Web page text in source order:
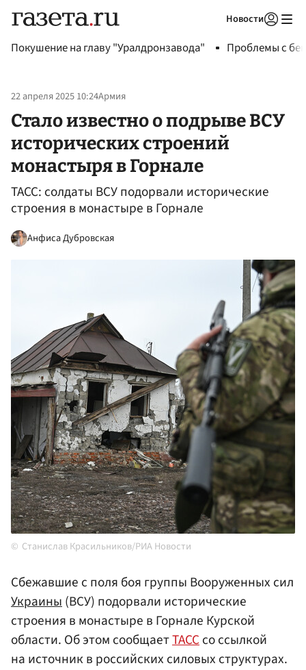
Новости
Покушение на главу "Уралдронзавода" Проблемы с
22 апреля 2025 10:24Армия
Стало известно о подрыве ВСУ
исторических строений
монастыря в Горнале
ТАСС: солдаты ВСУ подорвали исторические
строения в монастыре в Горнале
Анфиса Дубровская
Станислав Красильников/РИА Новости
Сбежавшие с поля боя группы Вооруженных сил
Украины(ВСУ) подорвали исторические
строения в монастыре в Горнале Курской
области. Об этом сообщаетТАССсо ссылкой
на источник в российских силовых структурах.